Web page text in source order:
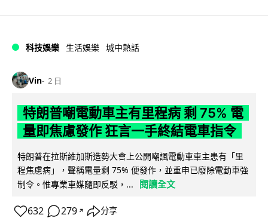
科技娛樂 生活娛樂 城中熱話
Vin 2 日
特朗普嘲電動車主有里程病 剩 75% 電
量即焦慮發作 狂言一手終結電車指令
特朗普在拉斯維加斯造勢大會上公開嘲諷電動車車主患有「里
程焦慮病」，聲稱電量剩 75% 便發作，並重申已廢除電動車強
制令。惟專業車媒隨即反駁，...
閱讀全文
632 279 ↗ 分享